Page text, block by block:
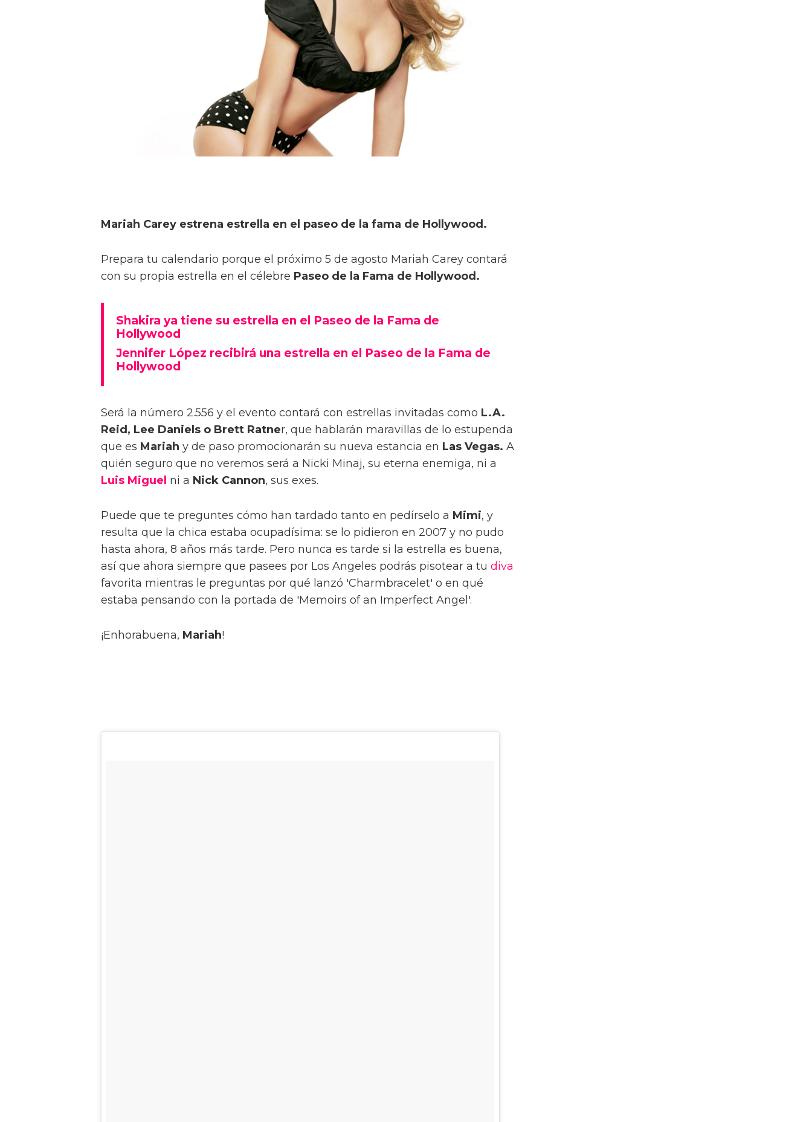
Mariah Carey estrena estrella en el paseo de la fama de Hollywood.
Prepara tu calendario porque el próximo 5 de agosto Mariah Carey contará
con su propia estrella en el célebre Paseo de la Fama de Hollywood.
Shakira ya tiene su estrella en el Paseo de la Fama de
Hollywood
Jennifer López recibirá una estrella en el Paseo de la Fama de
Hollywood
Será la número 2.556 y el evento contará con estrellas invitadas como L.A.
Reid, Lee Daniels o Brett Ratner, que hablarán maravillas de lo estupenda
que es Mariah y de paso promocionarán su nueva estancia en Las Vegas. A
quién seguro que no veremos será a Nicki Minaj, su eterna enemiga, ni a
Luis Miguel ni a Nick Cannon, sus exes.
Puede que te preguntes cómo han tardado tanto en pedírselo a Mimi, y
resulta que la chica estaba ocupadísima: se lo pidieron en 2007 y no pudo
hasta ahora, 8 años más tarde. Pero nunca es tarde si la estrella es buena,
así que ahora siempre que pasees por Los Angeles podrás pisotear a tu diva
favorita mientras le preguntas por qué lanzó 'Charmbracelet' o en qué
estaba pensando con la portada de 'Memoirs of an Imperfect Angel'.
¡Enhorabuena, Mariah!